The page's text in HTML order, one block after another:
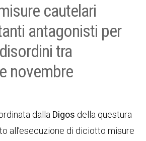
cautelari
antagonisti per
tra
novembre
dalla Digos della questura
all’esecuzione di diciotto misure